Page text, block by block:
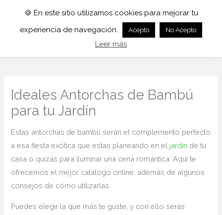
Ideales Antorchas de Bambú
para tu Jardín
Estas antorchas de bambú serán el complemento perfecto
a esa fiesta exótica que estas planeando en el jardín de tu
casa o quizás para iluminar una cena romántica. Aquí te
ofrecemos el mejor catálogo online, además de algunos
consejos de cómo utilizarlas.
Puedes elegir la que más te guste, y con ello serás
🍪 En este sitio utilizamos cookies para mejorar tu
experiencia de navegación.
Acepto No Acepto
Leer más